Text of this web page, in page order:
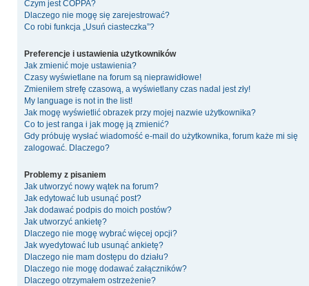
Czym jest COPPA?
Dlaczego nie mogę się zarejestrować?
Co robi funkcja „Usuń ciasteczka”?
Preferencje i ustawienia użytkowników
Jak zmienić moje ustawienia?
Czasy wyświetlane na forum są nieprawidłowe!
Zmieniłem strefę czasową, a wyświetlany czas nadal jest zły!
My language is not in the list!
Jak mogę wyświetlić obrazek przy mojej nazwie użytkownika?
Co to jest ranga i jak mogę ją zmienić?
Gdy próbuję wysłać wiadomość e-mail do użytkownika, forum każe mi się
zalogować. Dlaczego?
Problemy z pisaniem
Jak utworzyć nowy wątek na forum?
Jak edytować lub usunąć post?
Jak dodawać podpis do moich postów?
Jak utworzyć ankietę?
Dlaczego nie mogę wybrać więcej opcji?
Jak wyedytować lub usunąć ankietę?
Dlaczego nie mam dostępu do działu?
Dlaczego nie mogę dodawać załączników?
Dlaczego otrzymałem ostrzeżenie?